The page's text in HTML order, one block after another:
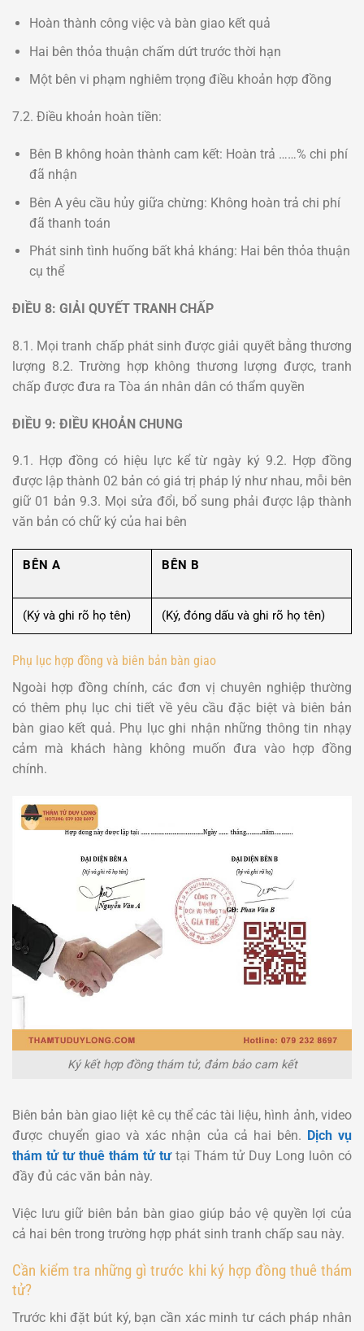
Hoàn thành công việc và bàn giao kết quả
Hai bên thỏa thuận chấm dứt trước thời hạn
Một bên vi phạm nghiêm trọng điều khoản hợp đồng
7.2. Điều khoản hoàn tiền:
Bên B không hoàn thành cam kết: Hoàn trả ……% chi phí
đã nhận
Bên A yêu cầu hủy giữa chừng: Không hoàn trả chi phí
đã thanh toán
Phát sinh tình huống bất khả kháng: Hai bên thỏa thuận
cụ thể
ĐIỀU 8: GIẢI QUYẾT TRANH CHẤP
8.1. Mọi tranh chấp phát sinh được giải quyết bằng thương
lượng 8.2. Trường hợp không thương lượng được, tranh
chấp được đưa ra Tòa án nhân dân có thẩm quyền
ĐIỀU 9: ĐIỀU KHOẢN CHUNG
9.1. Hợp đồng có hiệu lực kể từ ngày ký 9.2. Hợp đồng
được lập thành 02 bản có giá trị pháp lý như nhau, mỗi bên
giữ 01 bản 9.3. Mọi sửa đổi, bổ sung phải được lập thành
văn bản có chữ ký của hai bên
BÊN A BÊN B
(Ký và ghi rõ họ tên) (Ký, đóng dấu và ghi rõ họ tên)
Phụ lục hợp đồng và biên bản bàn giao
Ngoài hợp đồng chính, các đơn vị chuyên nghiệp thường
có thêm phụ lục chi tiết về yêu cầu đặc biệt và biên bản
bàn giao kết quả. Phụ lục ghi nhận những thông tin nhạy
cảm mà khách hàng không muốn đưa vào hợp đồng
chính.
Ký kết hợp đồng thám tử, đảm bảo cam kết
Biên bản bàn giao liệt kê cụ thể các tài liệu, hình ảnh, video
được chuyển giao và xác nhận của cả hai bên. Dịch vụ
thám tử tư thuê thám tử tưtại Thám tử Duy Long luôn có
đầy đủ các văn bản này.
Việc lưu giữ biên bản bàn giao giúp bảo vệ quyền lợi của
cả hai bên trong trường hợp phát sinh tranh chấp sau này.
Cần kiểm tra những gì trước khi ký hợp đồng thuê thám
tử?
Trước khi đặt bút ký, bạn cần xác minh tư cách pháp nhân